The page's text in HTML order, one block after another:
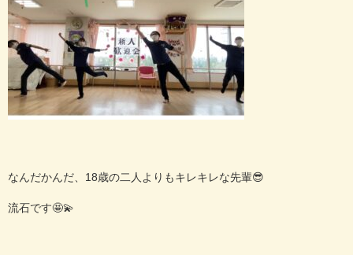
なんだかんだ、18歳の二人よりもキレキレな先輩😎
流石です🤩💫